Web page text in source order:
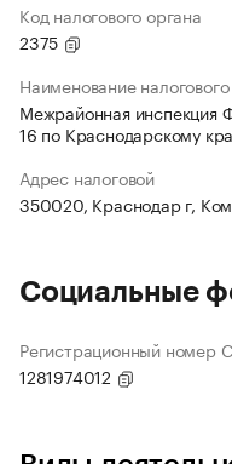
Код налогового органа
2375
Наименование
Межрайонная инспекция
16 по Краснодарскому
Адрес налоговой
350020, Краснодар г,
Социальные
Регистрационный номер
1281974012